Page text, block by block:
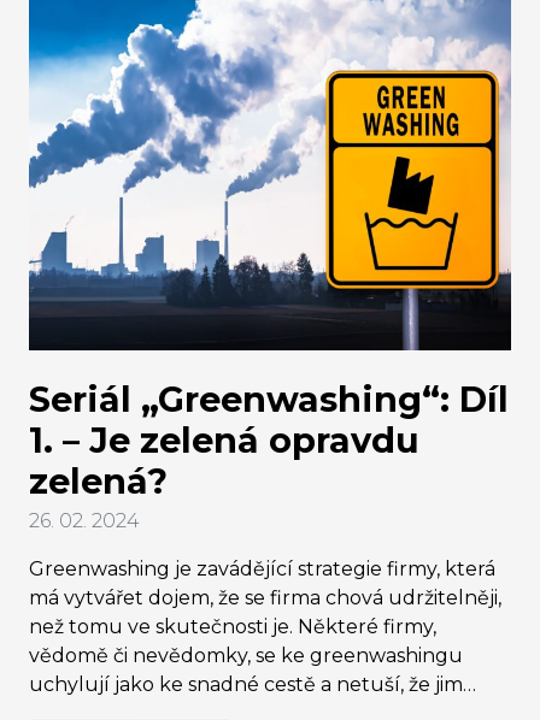
Seriál „Greenwashing“: Díl
1. – Je zelená opravdu
zelená?
26. 02. 2024
Greenwashing je zavádějící strategie firmy, která
má vytvářet dojem, že se firma chová udržitelněji,
než tomu ve skutečnosti je. Některé firmy,
vědomě či nevědomky, se ke greenwashingu
uchylují jako ke snadné cestě a netuší, že jim